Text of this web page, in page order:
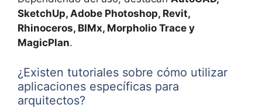
SketchUp, Adobe Photoshop, Revit,
Rhinoceros, BIMx, Morpholio Trace y
MagicPlan.
¿Existen tutoriales sobre cómo utilizar
aplicaciones específicas para
arquitectos?